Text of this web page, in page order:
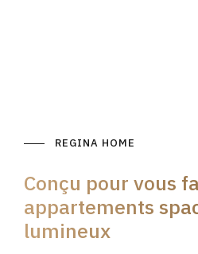
REGINA HOME
Conçu pour vous
appartements
lumineux